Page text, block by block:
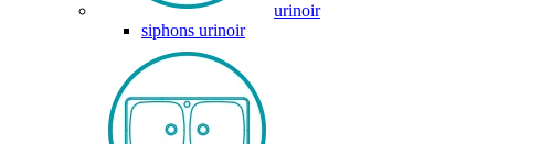
urinoir
siphons urinoir